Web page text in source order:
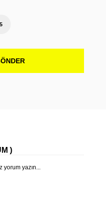
5
)
yorum yazın...